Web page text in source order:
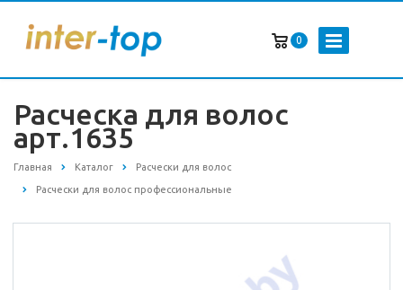
0
Расческа для волос
арт.1635
Главная Каталог Расчески для волос
Расчески для волос профессиональные